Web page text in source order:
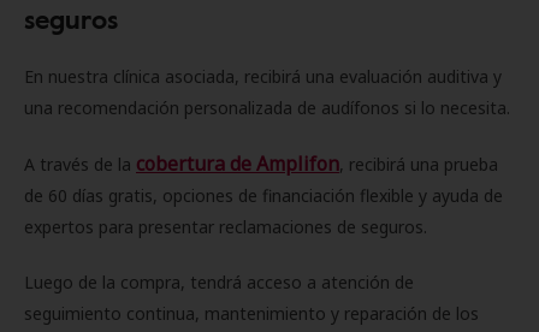
seguros
En nuestra clínica asociada, recibirá una evaluación auditiva y
una recomendación personalizada de audífonos si lo necesita.
A través de la cobertura de Amplifon, recibirá una prueba
de 60 días gratis, opciones de financiación flexible y ayuda de
expertos para presentar reclamaciones de seguros.
Luego de la compra, tendrá acceso a atención de
seguimiento continua, mantenimiento y reparación de los